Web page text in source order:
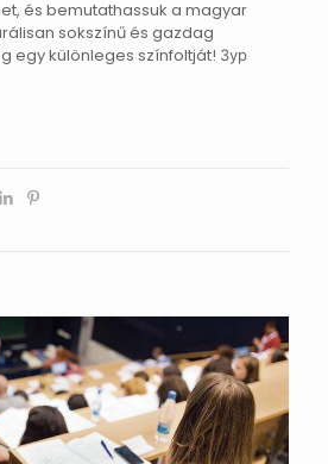
és bemutathassuk a magyar
sokszínű és gazdag
egy különleges színfoltját! Зур